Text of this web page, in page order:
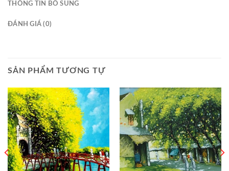
THÔNG TIN BỔ SUNG
ĐÁNH GIÁ (0)
SẢN PHẨM TƯƠNG TỰ